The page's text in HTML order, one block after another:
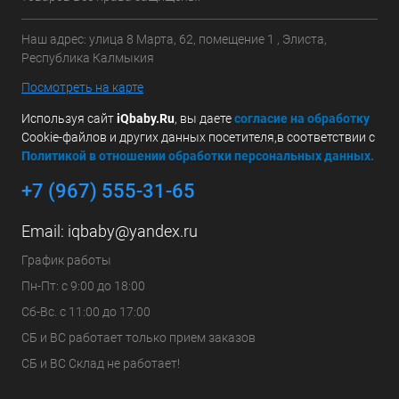
Наш адрес: улица 8 Марта, 62, помещение 1 , Элиста,
Республика Калмыкия
Посмотреть на карте
Используя сайтiQbaby.Ru, вы даетесогласие на обработку
Cookie-файлов и других данных посетителя,в соответствии с
Политикой в отношении обработки персональных данных.
+7 (967) 555-31-65
Email: iqbaby@yandex.ru
График работы
Пн-Пт: с 9:00 до 18:00
Сб-Вс. с 11:00 до 17:00
СБ и ВС работает только прием заказов
СБ и ВС Склад не работает!